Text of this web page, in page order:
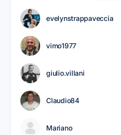
evelynstrappaveccia
vimo1977
giulio.villani
Claudio84
Mariano